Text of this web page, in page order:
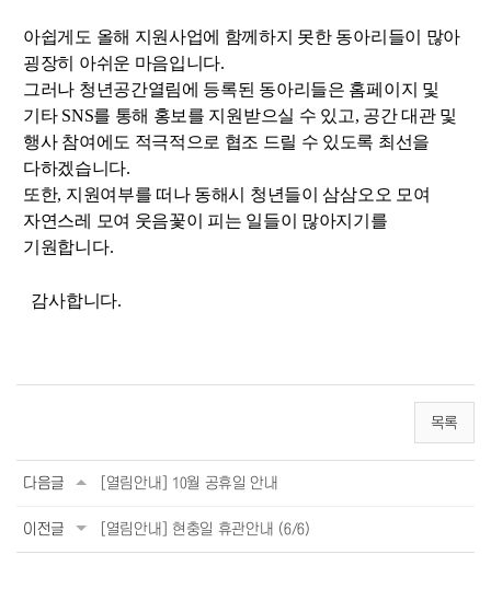
아쉽게도 올해 지원사업에 함께하지 못한 동아리들이 많아
굉장히 아쉬운 마음입니다.
그러나 청년공간열림에 등록된 동아리들은 홈페이지 및
기타 SNS를 통해 홍보를 지원받으실 수 있고, 공간 대관 및
행사 참여에도 적극적으로 협조 드릴 수 있도록 최선을
다하겠습니다.
또한, 지원여부를 떠나 동해시 청년들이 삼삼오오 모여
자연스레 모여 웃음꽃이 피는 일들이 많아지기를
기원합니다.
감사합니다.
목록
다음글 [열림안내] 10월 공휴일 안내
이전글 [열림안내] 현충일 휴관안내 (6/6)